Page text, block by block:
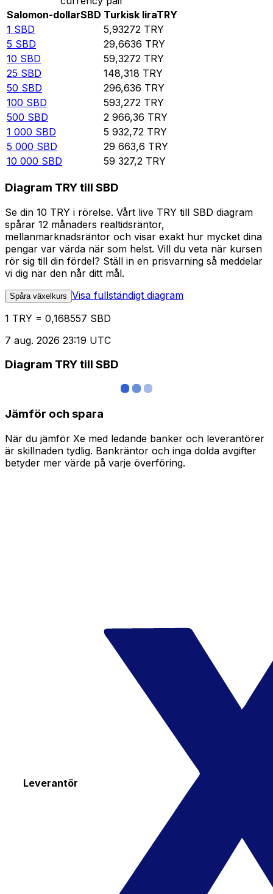
Salomon-dollarSBD Turkisk liraTRY
1 SBD 5,93272 TRY
5 SBD 29,6636 TRY
10 SBD 59,3272 TRY
25 SBD 148,318 TRY
50 SBD 296,636 TRY
100 SBD 593,272 TRY
500 SBD 2 966,36 TRY
1 000 SBD 5 932,72 TRY
5 000 SBD 29 663,6 TRY
10 000 SBD 59 327,2 TRY
Diagram TRY till SBD
Se din 10 TRY i rörelse. Vårt live TRY till SBD diagram
spårar 12 månaders realtidsräntor,
mellanmarknadsräntor och visar exakt hur mycket dina
pengar var värda när som helst. Vill du veta när kursen
rör sig till din fördel? Ställ in en prisvarning så meddelar
vi dig när den når ditt mål.
Spåra växelkurs Visa fullständigt diagram
1 TRY = 0,168557 SBD
7 aug. 2026 23:19 UTC
Diagram TRY till SBD
Jämför och spara
När du jämför Xe med ledande banker och leverantörer
är skillnaden tydlig. Bankräntor och inga dolda avgifter
betyder mer värde på varje överföring.
Leverantör